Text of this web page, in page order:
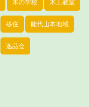
木の学校 木工教室
移住 能代山本地域
逸品会